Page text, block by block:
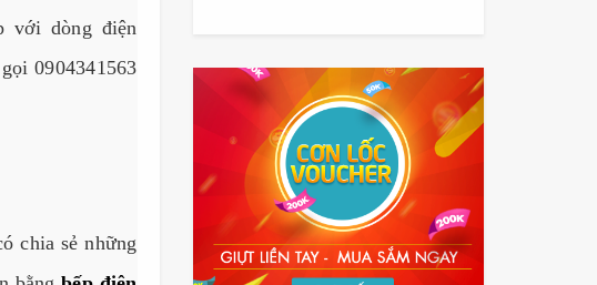
với dòng điện
0904341563
chia sẻ những